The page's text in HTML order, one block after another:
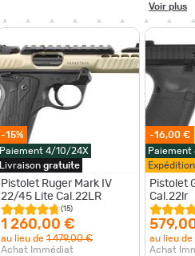
Voir plus
-15%
Paiement 4/10/24X
Livraison gratuite
Pistolet Ruger Mark IV
22/45 Lite Cal.22LR
(15)
1 260,00 €
au lieu de 1 479,00 €
Achat Immédiat
-16,00 €
Pistolet
Cal.22lr
au lieu de
Achat